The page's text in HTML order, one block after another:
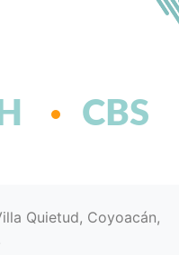
CBS
Quietud, Coyoacán,